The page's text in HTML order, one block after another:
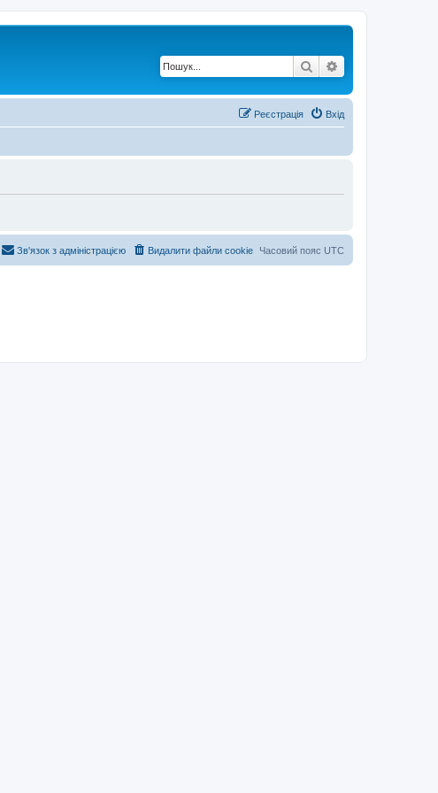
Пошук
Вхід
Реєстрація
Часовий пояс UTC
Видалити файли cookie
Зв'язок з адміністрацією